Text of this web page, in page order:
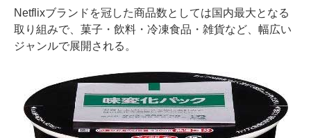
Netflixブランドを冠した商品数としては国内最大となる
取り組みで、菓子・飲料・冷凍食品・雑貨など、幅広い
ジャンルで展開される。